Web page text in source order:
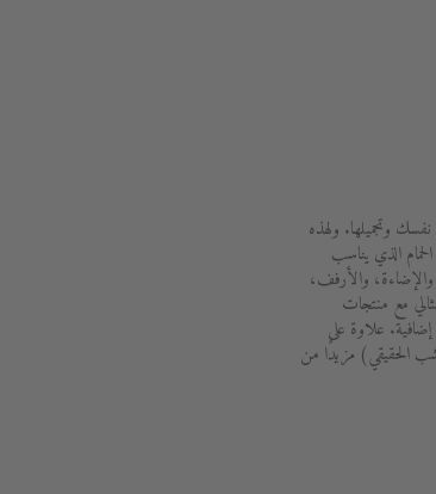
وتجميلها. ولهذه
الذي يناسب
والأرفف،
مع منتجات
علاوة على
الحقيقي) مزيدًا من